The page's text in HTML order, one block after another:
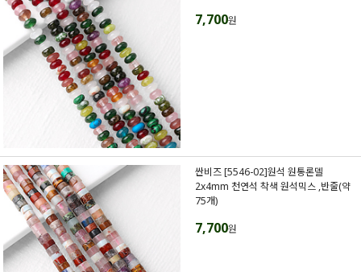
7,700원
싼비즈 [5546-02]원석 원통론델
2x4mm 천연석 착색 원석믹스 ,반줄(약
75개)
7,700원